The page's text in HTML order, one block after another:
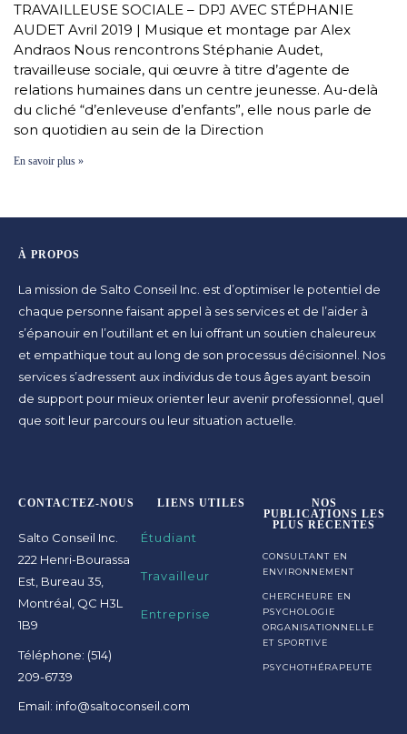
TRAVAILLEUSE SOCIALE – DPJ AVEC STÉPHANIE
AUDET Avril 2019 | Musique et montage par Alex
Andraos Nous rencontrons Stéphanie Audet,
travailleuse sociale, qui œuvre à titre d’agente de
relations humaines dans un centre jeunesse. Au-delà
du cliché “d’enleveuse d’enfants”, elle nous parle de
son quotidien au sein de la Direction
En savoir plus »
À PROPOS
La mission de Salto Conseil Inc. est d’optimiser le potentiel de
chaque personne faisant appel à ses services et de l’aider à
s’épanouir en l’outillant et en lui offrant un soutien chaleureux
et empathique tout au long de son processus décisionnel. Nos
services s’adressent aux individus de tous âges ayant besoin
de support pour mieux orienter leur avenir professionnel, quel
que soit leur parcours ou leur situation actuelle.
CONTACTEZ-NOUS
Salto Conseil Inc.
222 Henri-Bourassa
Est, Bureau 35,
Montréal, QC H3L
1B9
Téléphone: (514)
209-6739
Email: info@saltoconseil.com
LIENS UTILES
Étudiant
Travailleur
Entreprise
NOS
PUBLICATIONS LES
PLUS RÉCENTES
CONSULTANT EN
ENVIRONNEMENT
CHERCHEURE EN
PSYCHOLOGIE
ORGANISATIONNELLE
ET SPORTIVE
PSYCHOTHÉRAPEUTE